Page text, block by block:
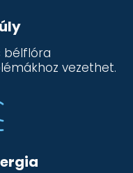
bélflóra
vezethet.